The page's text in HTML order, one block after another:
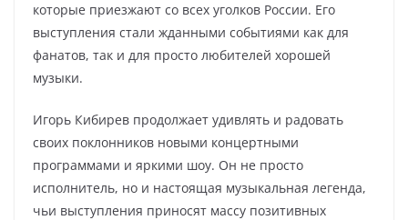
которые приезжают со всех уголков России. Его
выступления стали жданными событиями как для
фанатов, так и для просто любителей хорошей
музыки.
Игорь Кибирев продолжает удивлять и радовать
своих поклонников новыми концертными
программами и яркими шоу. Он не просто
исполнитель, но и настоящая музыкальная легенда,
чьи выступления приносят массу позитивных